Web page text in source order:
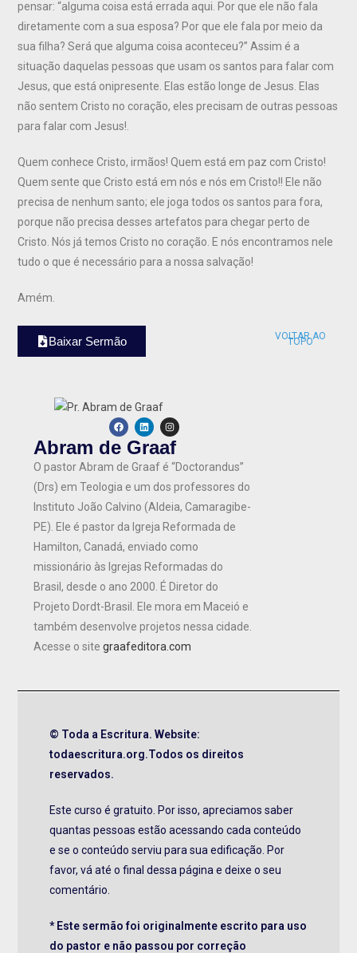
pensar: “alguma coisa está errada aqui. Por que ele não fala
diretamente com a sua esposa? Por que ele fala por meio da
sua filha? Será que alguma coisa aconteceu?” Assim é a
situação daquelas pessoas que usam os santos para falar com
Jesus, que está onipresente. Elas estão longe de Jesus. Elas
não sentem Cristo no coração, eles precisam de outras pessoas
para falar com Jesus!.
Quem conhece Cristo, irmãos! Quem está em paz com Cristo!
Quem sente que Cristo está em nós e nós em Cristo!! Ele não
precisa de nenhum santo; ele joga todos os santos para fora,
porque não precisa desses artefatos para chegar perto de
Cristo. Nós já temos Cristo no coração. E nós encontramos nele
tudo o que é necessário para a nossa salvação!
Amém.
Baixar Sermão VOLTAR AO
TOPO
Abram de Graaf
O pastor Abram de Graaf é “Doctorandus”
(Drs) em Teologia e um dos professores do
Instituto João Calvino (Aldeia, Camaragibe-
PE). Ele é pastor da Igreja Reformada de
Hamilton, Canadá, enviado como
missionário às Igrejas Reformadas do
Brasil, desde o ano 2000. É Diretor do
Projeto Dordt-Brasil. Ele mora em Maceió e
também desenvolve projetos nessa cidade.
Acesse o sitegraafeditora.com
© Toda a Escritura. Website:
todaescritura.org.Todos os direitos
reservados.
Este curso é gratuito. Por isso, apreciamos saber
quantas pessoas estão acessando cada conteúdo
e se o conteúdo serviu para sua edificação. Por
favor, vá até o final dessa página e deixe o seu
comentário.
* Este sermão foi originalmente escrito para uso
do pastor e não passou por correção